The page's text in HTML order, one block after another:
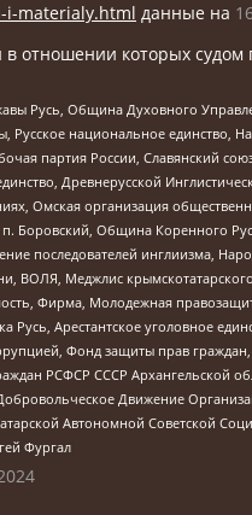
i-materialy.html данные на
которых
Русь, Община Духовного
национальное
партия России, Славянский
Древнерусской
Омская организация
Боровский, Община Коренного
последователей инглиизма,
Меджлис
Фирма, Молодежная
Русь, Арестантское уголовное
Фонд защиты прав
РСФСР СССР Архангельской
Движение
Автономной Советской
Фургал